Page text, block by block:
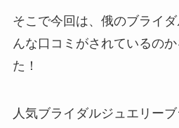
そこで今回は、俄のブライ
んな口コミがされているの
た！
人気ブライダルジュエリーブ